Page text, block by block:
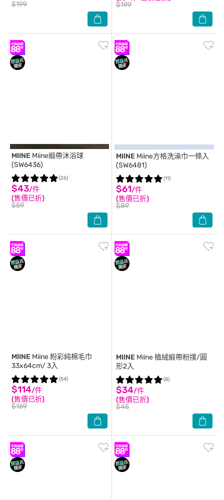
$199
$199
MIINE Miine緞帶沐浴球
(SW6436)
$43/件
(售價已折)
$59
(26)
MIINE Miine方格洗澡巾一條入
(SW6481)
$61/件
(售價已折)
$89
(11)
MIINE Miine 粉彩純棉毛巾
33x64cm/ 3入
$114/件
(售價已折)
$169
(54)
MIINE Miine 植絨緞帶粉撲/圓
形2入
$34/件
(售價已折)
$45
(8)